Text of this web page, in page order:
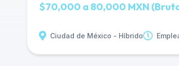
$70,000 a 80,000 MXN
Ciudad de México - Híbrido